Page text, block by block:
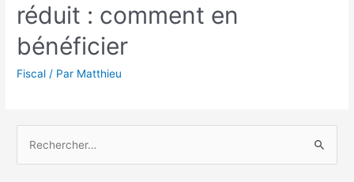
réduit : comment en
bénéficier
Fiscal / Par Matthieu